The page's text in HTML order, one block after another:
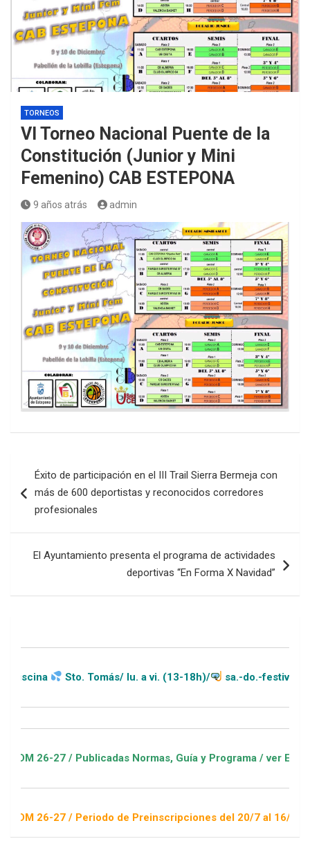
TORNEOS
VI Torneo Nacional Puente de la
Constitución (Junior y Mini
Femenino) CAB ESTEPONA
9 años atrás admin
de
entradas
Éxito de participación en el III Trail Sierra Bermeja con
más de 600 deportistas y reconocidos corredores
profesionales
El Ayuntamiento presenta el programa de actividades
deportivas “En Forma X Navidad”
Sto. Tomás/ lu. a vi. (13-18h)/ sa.-do.-festivos (11-20h)
27 / Publicadas Normas, Guía y Programa / ver Escuelas
27 / Periodo de Preinscripciones del 20/7 al 16/8 / Sorteo 1